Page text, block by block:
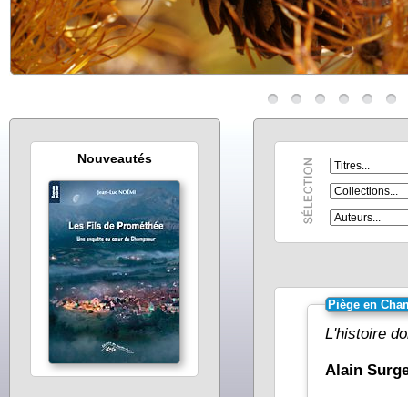
Piège en
L'histoire
Alain
Nouveautés